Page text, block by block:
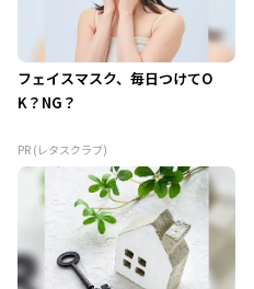
フェイスマスク、毎日つけてO
K？NG？
PR (レタスクラブ)